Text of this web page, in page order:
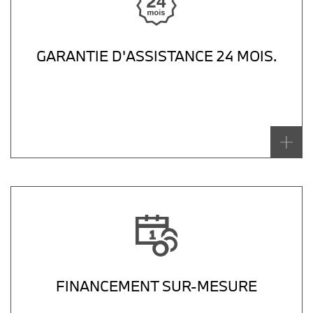
GARANTIE D'ASSISTANCE 24 MOIS.
FINANCEMENT SUR-MESURE